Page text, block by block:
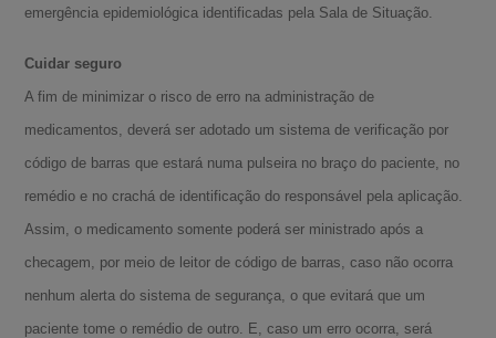
emergência epidemiológica identificadas pela Sala de Situação.
Cuidar seguro
A fim de minimizar o risco de erro na administração de
medicamentos, deverá ser adotado um sistema de verificação por
código de barras que estará numa pulseira no braço do paciente, no
remédio e no crachá de identificação do responsável pela aplicação.
Assim, o medicamento somente poderá ser ministrado após a
checagem, por meio de leitor de código de barras, caso não ocorra
nenhum alerta do sistema de segurança, o que evitará que um
paciente tome o remédio de outro. E, caso um erro ocorra, será